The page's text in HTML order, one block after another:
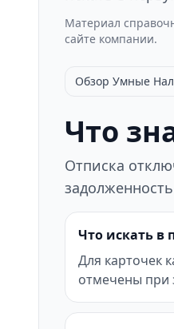
Материал
сайте компании.
Обзор Умные
Что
Отписка
Что искать в
Для карточек
отмечены при